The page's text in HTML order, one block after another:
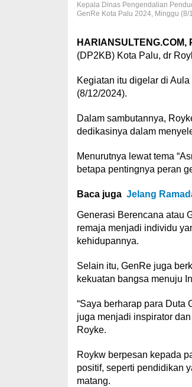
Kepala Dinas Pengendalian
GenRe Kota Palu 2024, Minggu (8/
HARIANSULTENG.COM,
(DP2KB) Kota Palu, dr
Kegiatan itu digelar di
(8/12/2024).
Dalam sambutannya,
dedikasinya dalam
Menurutnya lewat tema
betapa pentingnya peran
Baca juga Jelang
Generasi Berencana atau
remaja menjadi individu
kehidupannya.
Selain itu, GenRe juga
kekuatan bangsa menuju
“Saya berharap para Duta
juga menjadi inspirator
Royke.
Roykw berpesan kepada
positif, seperti pendidikan
matang.